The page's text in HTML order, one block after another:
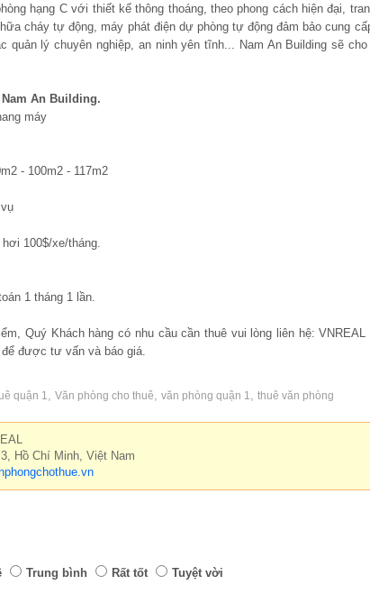
hạng C với thiết kế thông thoáng, theo phong cách hiện đại,
cháy tự động, máy phát điện dự phòng tự động đảm bảo cung
lý chuyên nghiệp, an ninh yên tĩnh... Nam An Building sẽ
An Building.
máy
- 100m2 - 117m2
100$/xe/tháng.
1 tháng 1 lần.
Quý Khách hàng có nhu cầu cần thuê vui lòng liên hệ: VNREAL
để được tư vấn và báo giá.
quận 1 Văn phòng cho thuê văn phòng quận 1 thuê văn phòng
Hồ Chí Minh, Việt Nam
Trung bình Rất tốt Tuyệt vời